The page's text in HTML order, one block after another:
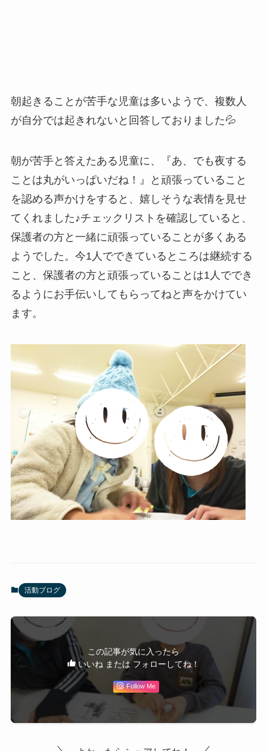
朝起きることが苦手な児童は多いようで、複数人
が自分では起きれないと回答しておりました💦
朝が苦手と答えたある児童に、『あ、でも夜する
ことは丸がいっぱいだね！』と頑張っていること
を認める声かけをすると、嬉しそうな表情を見せ
てくれました♪チェックリストを確認していると、
保護者の方と一緒に頑張っていることが多くある
ようでした。今1人でできているところは継続する
こと、保護者の方と頑張っていることは1人ででき
るようにお手伝いしてもらってねと声をかけてい
ます。
活動ブログ
この記事が気に入ったら
いいね または フォローしてね！
Follow Me